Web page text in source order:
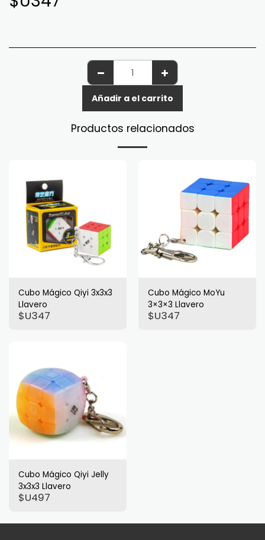
Añadir a el carrito
Productos relacionados
Cubo Mágico Qiyi 3x3x3
Llavero
$U347
Cubo Mágico MoYu
3×3×3 Llavero
$U347
Cubo Mágico Qiyi Jelly
3x3x3 Llavero
$U497